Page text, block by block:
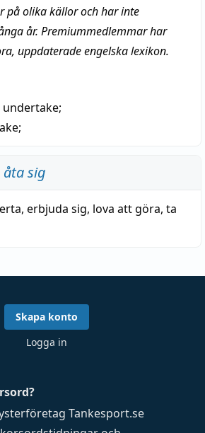
på olika källor och har inte
år. Premiummedlemmar har
uppdaterade engelska lexikon.
undertake;
;
åta sig
, erbjuda sig, lova att göra, ta
Tankesport.se
Skapa konto
Logga in